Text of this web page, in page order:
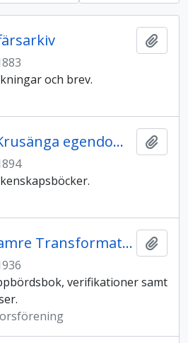
och brev.
Delsbo socken: Krusänga egendoms arkiv
Forsa socken: Hamre Transformatorförening
verifikationer samt